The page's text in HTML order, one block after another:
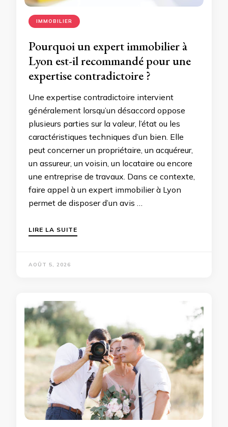
IMMOBILIER
Pourquoi un expert immobilier à
Lyon est-il recommandé pour une
expertise contradictoire ?
Une expertise contradictoire intervient
généralement lorsqu’un désaccord oppose
plusieurs parties sur la valeur, l’état ou les
caractéristiques techniques d’un bien. Elle
peut concerner un propriétaire, un acquéreur,
un assureur, un voisin, un locataire ou encore
une entreprise de travaux. Dans ce contexte,
faire appel à un expert immobilier à Lyon
permet de disposer d’un avis …
LIRE LA SUITE
AOÛT 5, 2026